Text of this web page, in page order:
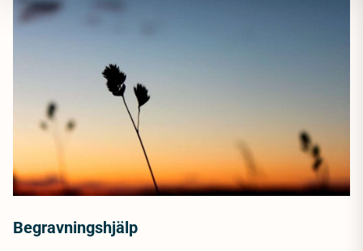
Begravningshjälp